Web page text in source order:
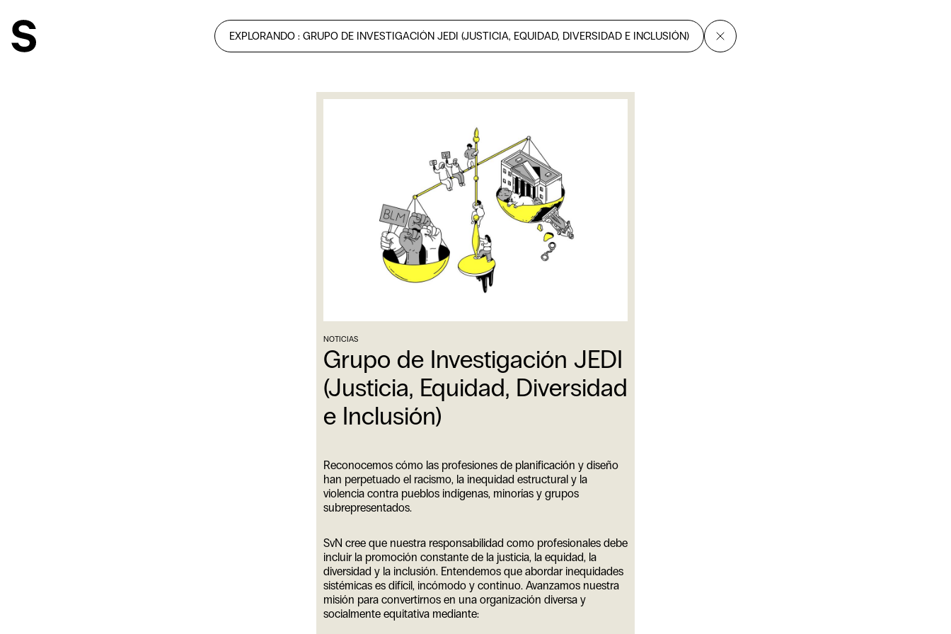
EXPLORANDO : GRUPO DE INVESTIGACIÓN JEDI (JUSTICIA, EQUIDAD, DIVERSIDAD E INCLUSIÓN)
NOTICIAS
Grupo de Investigación JEDI
(Justicia, Equidad, Diversidad
e Inclusión)
Reconocemos cómo las profesiones de planificación y diseño
han perpetuado el racismo, la inequidad estructural y la
violencia contra pueblos indígenas, minorías y grupos
subrepresentados.
SvN cree que nuestra responsabilidad como profesionales debe
incluir la promoción constante de la justicia, la equidad, la
diversidad y la inclusión. Entendemos que abordar inequidades
sistémicas es difícil, incómodo y continuo. Avanzamos nuestra
misión para convertirnos en una organización diversa y
socialmente equitativa mediante: